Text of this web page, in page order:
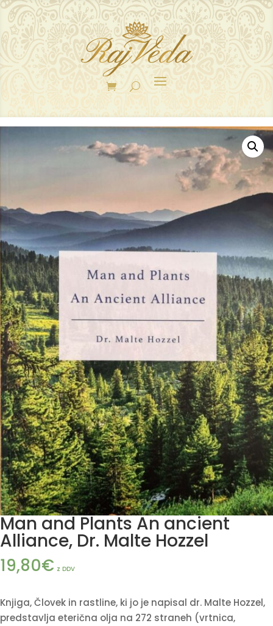
Man and Plants An ancient
Alliance, Dr. Malte Hozzel
19,80€ z DDV
Knjiga, Človek in rastline, ki jo je napisal dr. Malte Hozzel,
predstavlja eterična olja na 272 straneh (vrtnica,